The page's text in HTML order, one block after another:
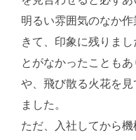
明るい雰囲気のなか
きて、印象に残りま
とがなかったことも
や、飛び散る火花を
ました。
ただ、入社してから